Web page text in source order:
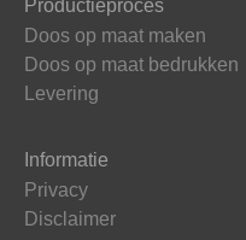
Productieproces
Doos op maat maken
Doos op maat bedrukken
Levering
Informatie
Privacy
Disclaimer